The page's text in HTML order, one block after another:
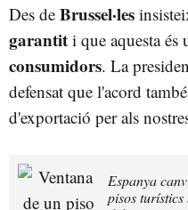
Des de Brussel·les
garantit i que aquesta és
consumidors. La
defensat que l'acord també
d'exportació per als
Espanya
pisos